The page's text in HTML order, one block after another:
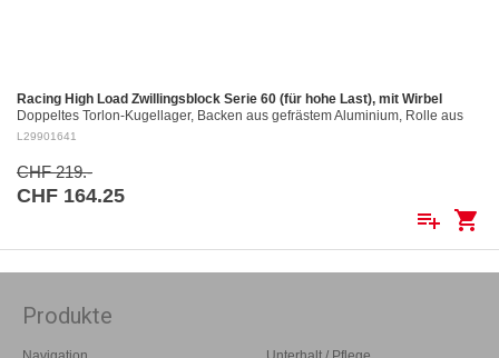
Racing High Load Zwillingsblock Serie 60 (für hohe Last), mit Wirbel
Doppeltes Torlon-Kugellager, Backen aus gefrästem Aluminium, Rolle aus
gefrästem Aluminium Ø 60 mm. Aluminiumrollen: ø 60 mm Für Tau bis: ø 12
L29901641
CHF 219.-
CHF 164.25
playlist_add shopping_cart
Produkte